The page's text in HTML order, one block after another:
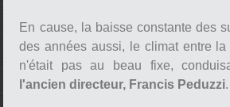
En cause, la baisse constante des
des années aussi, le climat entre
n'était pas au beau fixe,
l'ancien directeur, Francis Peduzzi.